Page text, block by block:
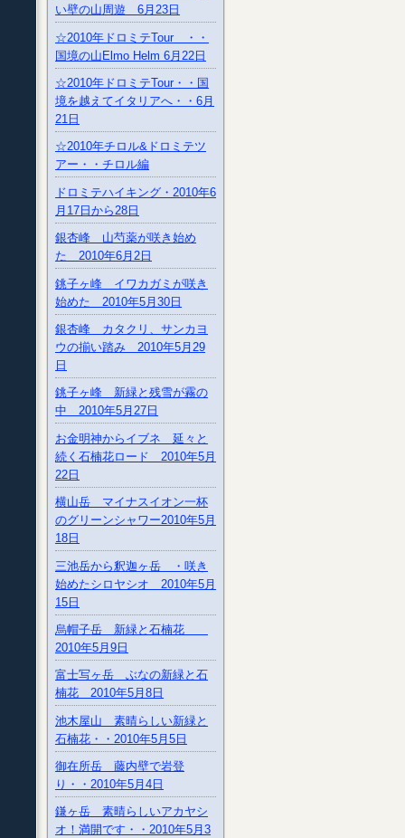
い壁の山周遊 6月23日
☆2010年ドロミテTour ・・
国境の山Elmo Helm 6月22日
☆2010年ドロミテTour・・国
境を越えてイタリアへ・・6月
21日
☆2010年チロル&ドロミテツ
アー・・チロル編
ドロミテハイキング・2010年6
月17日から28日
銀杏峰 山芍薬が咲き始め
た 2010年6月2日
銚子ヶ峰 イワカガミが咲き
始めた 2010年5月30日
銀杏峰 カタクリ、サンカヨ
ウの揃い踏み 2010年5月29
日
銚子ヶ峰 新緑と残雪が霧の
中 2010年5月27日
お金明神からイブネ 延々と
続く石楠花ロード 2010年5月
22日
横山岳 マイナスイオン一杯
のグリーンシャワー2010年5月
18日
三池岳から釈迦ヶ岳 ・咲き
始めたシロヤシオ 2010年5月
15日
烏帽子岳 新緑と石楠花
2010年5月9日
富士写ヶ岳 ぶなの新緑と石
楠花 2010年5月8日
池木屋山 素晴らしい新緑と
石楠花・・2010年5月5日
御在所岳 藤内壁で岩登
り・・2010年5月4日
鎌ヶ岳 素晴らしいアカヤシ
オ！満開です・・2010年5月3